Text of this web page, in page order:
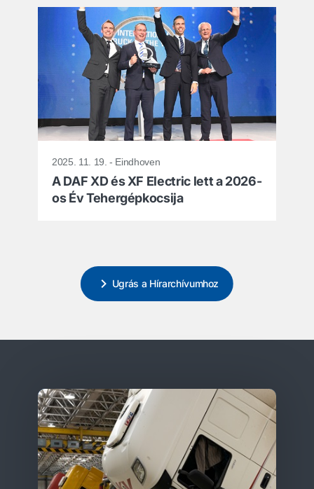
2025. 11. 19. - Eindhoven
A DAF XD és XF Electric lett a 2026-
os Év Tehergépkocsija
Ugrás a Hírarchívumhoz